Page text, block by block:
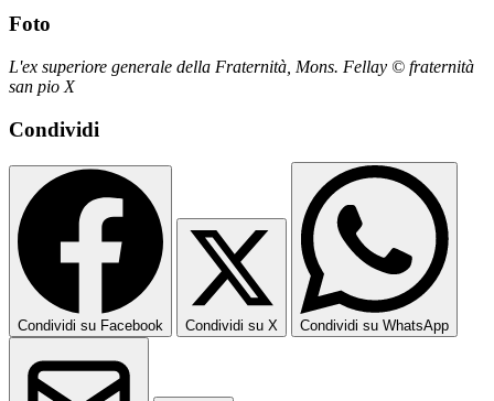
Foto
L'ex superiore generale della Fraternità, Mons. Fellay © fraternità
san pio X
Condividi
Condividi su Facebook Condividi su X Condividi su WhatsApp